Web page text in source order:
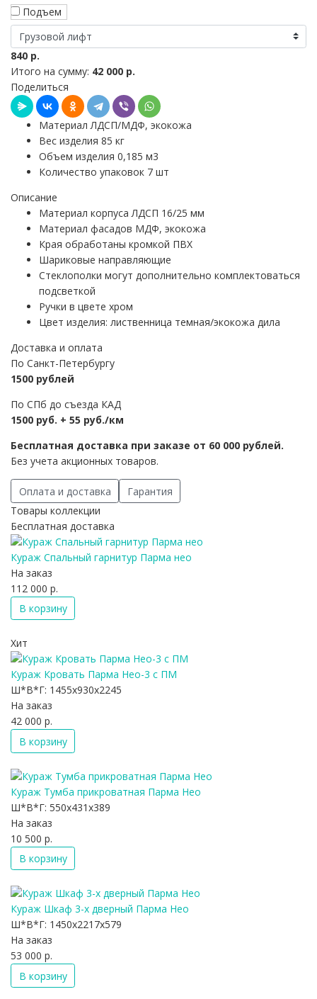
Подъем
840 р.
Итого на сумму: 42 000 р.
Поделиться
Материал ЛДСП/МДФ, экокожа
Вес изделия 85 кг
Объем изделия 0,185 м3
Количество упаковок 7 шт
Описание
Материал корпуса ЛДСП 16/25 мм
Материал фасадов МДФ, экокожа
Края обработаны кромкой ПВХ
Шариковые направляющие
Стеклополки могут дополнительно комплектоваться
подсветкой
Ручки в цвете хром
Цвет изделия: лиственница темная/экокожа дила
Доставка и оплата
По Санкт-Петербургу
1500 рублей
По СПб до съезда КАД
1500 руб. + 55 руб./км
Бесплатная доставка при заказе от 60 000 рублей.
Без учета акционных товаров.
Оплата и доставка
Гарантия
Товары коллекции
Бесплатная доставка
Кураж Спальный гарнитур Парма нео
На заказ
112 000 р.
В корзину
Хит
Кураж Кровать Парма Нео-3 с ПМ
Ш*В*Г: 1455x930x2245
На заказ
42 000 р.
В корзину
Кураж Тумба прикроватная Парма Нео
Ш*В*Г: 550x431x389
На заказ
10 500 р.
В корзину
Кураж Шкаф 3-х дверный Парма Нео
Ш*В*Г: 1450x2217x579
На заказ
53 000 р.
В корзину